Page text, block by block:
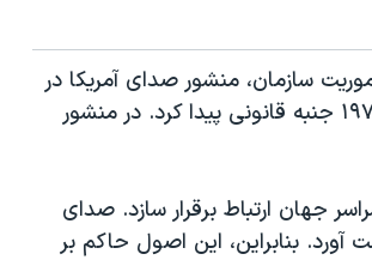
سازمان، منشور صدای آمریکا در
سال ۱۹۶۰ تدوین شد و بعدأ با امضای پرزیدنت جرالد فورد در ۱۲ ژوئیه ۱۹۷۶ جنبه قانونی پیدا کرد. در منشور
جهان ارتباط برقرار سازد. صدای
آورد. بنابراین، این اصول حاکم بر